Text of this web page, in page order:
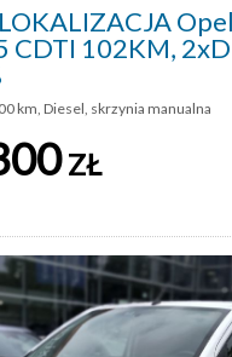
CDTI 102KM,
km, Diesel, skrzynia manualna
ZŁ